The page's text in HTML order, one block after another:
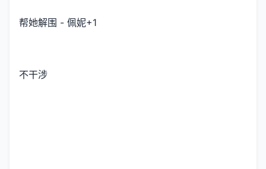
帮她解围 - 佩妮+1
不干涉